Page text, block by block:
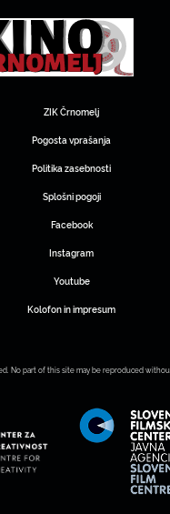
ZIK Črnomelj
Pogosta vprašanja
Politika zasebnosti
Splošni pogoji
Facebook
Instagram
Youtube
Kolofon in impresum
No part of this site may be reproduced